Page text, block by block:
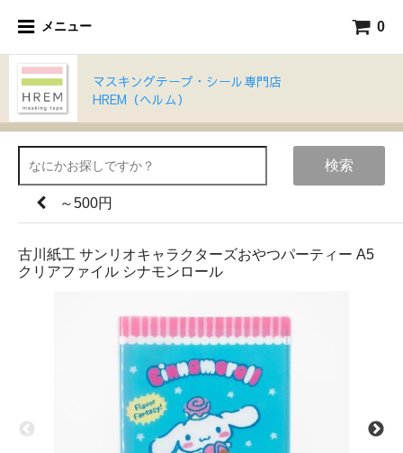
メニュー 0
マスキングテープ・シール専門店
HREM（ヘルム）
検索
～500円
古川紙工 サンリオキャラクターズおやつパーティー A5
クリアファイル シナモンロール